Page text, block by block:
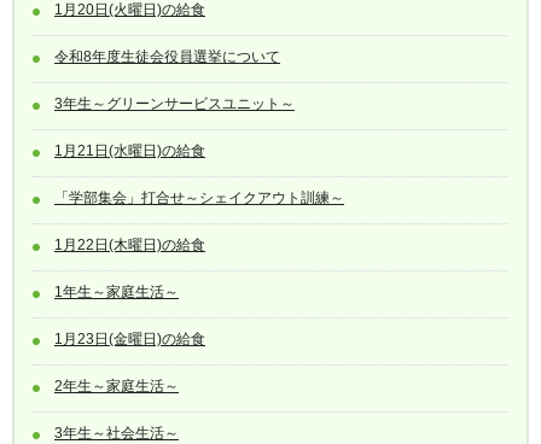
1月20日(火曜日)の給食
令和8年度生徒会役員選挙について
3年生～グリーンサービスユニット～
1月21日(水曜日)の給食
「学部集会」打合せ～シェイクアウト訓練～
1月22日(木曜日)の給食
1年生～家庭生活～
1月23日(金曜日)の給食
2年生～家庭生活～
3年生～社会生活～